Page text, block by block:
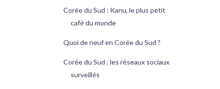
Corée du Sud : Kanu, le plus petit
café du monde
Quoi de neuf en Corée du Sud ?
Corée du Sud : les réseaux sociaux
surveillés